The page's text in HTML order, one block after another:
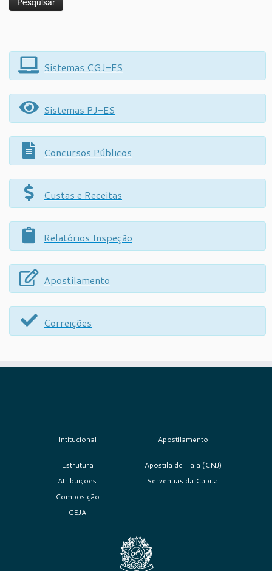
Sistemas CGJ-ES
Sistemas PJ-ES
Concursos Públicos
Custas e Receitas
Relatórios Inspeção
Apostilamento
Correições
Intitucional
Estrutura
Atribuições
Composição
CEJA
Apostilamento
Apostila de Haia (CNJ)
Serventias da Capital